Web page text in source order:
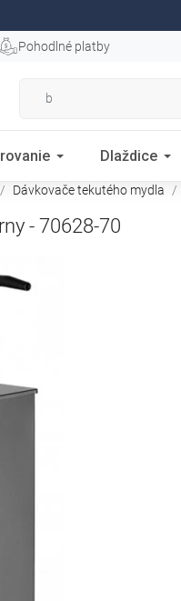
Pohodlné platby
Dlaždice
Dávkovače tekutého mydla
- 70628-70